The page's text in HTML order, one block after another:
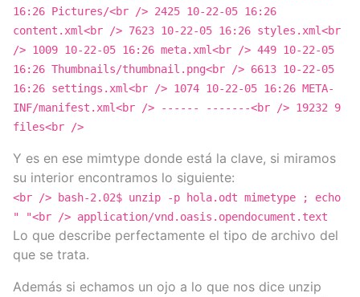
16:26 Pictures/<br /> 2425 10-22-05 16:26
content.xml<br /> 7623 10-22-05 16:26 styles.xml<br
/> 1009 10-22-05 16:26 meta.xml<br /> 449 10-22-05
16:26 Thumbnails/thumbnail.png<br /> 6613 10-22-05
16:26 settings.xml<br /> 1074 10-22-05 16:26 META-
INF/manifest.xml<br /> ------ -------<br /> 19232 9
files<br />
Y es en ese mimtype donde está la clave, si miramos
su interior encontramos lo siguiente:
<br /> bash-2.02$ unzip -p hola.odt mimetype ; echo
" "<br /> application/vnd.oasis.opendocument.text
Lo que describe perfectamente el tipo de archivo del
que se trata.
Además si echamos un ojo a lo que nos dice unzip